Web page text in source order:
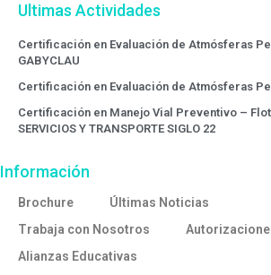
Ultimas Actividades
Certificación en Evaluación de Atmósferas
GABYCLAU
Certificación en Evaluación de Atmósferas
Certificación en Manejo Vial Preventivo –
SERVICIOS Y TRANSPORTE SIGLO 22
Información
Brochure
Últimas Noticias
Trabaja con Nosotros
Alianzas Educativas